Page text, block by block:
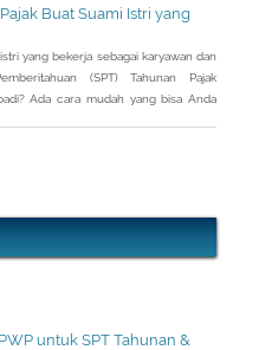
Buat Suami Istri yang
yang bekerja sebagai karyawan dan
(SPT) Tahunan Pajak
Ada cara mudah yang bisa Anda
untuk SPT Tahunan &